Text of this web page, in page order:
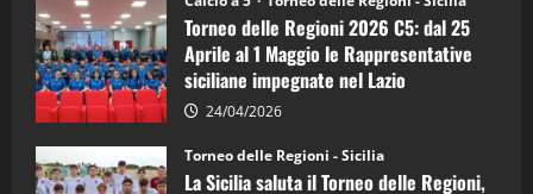
Torneo delle Regioni 2026 C5: dal 25
Aprile al 1 Maggio le Rappresentative
siciliane impegnate nel Lazio
24/04/2026
Torneo delle Regioni - Sicilia
La Sicilia saluta il Torneo delle Regioni,